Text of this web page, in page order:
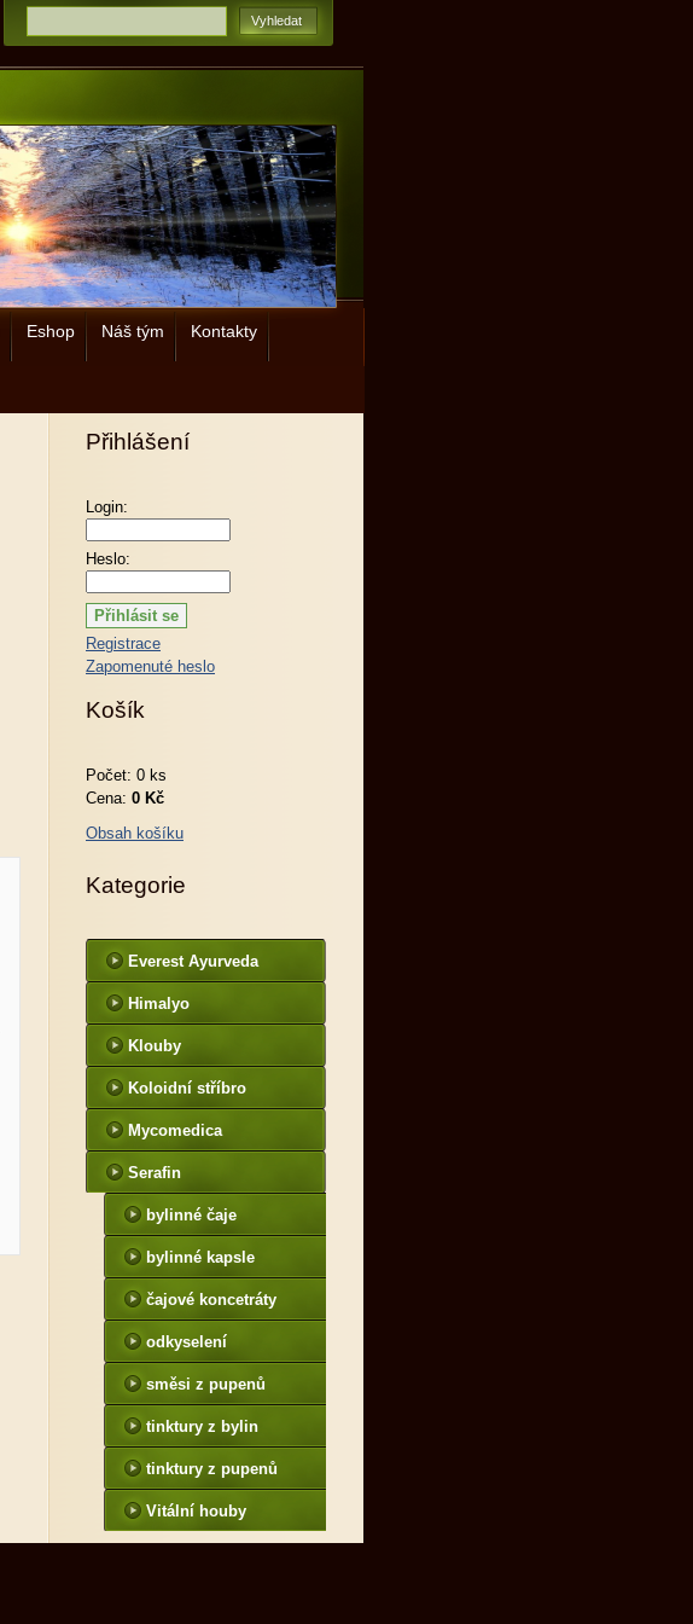
Eshop Náš tým Kontakty
Přihlášení
Login:
Heslo:
Registrace
Zapomenuté heslo
Košík
Počet: 0 ks
Cena: 0 Kč
Obsah košíku
Kategorie
Everest Ayurveda
Himalyo
Klouby
Koloidní stříbro
Mycomedica
Serafin
bylinné čaje
bylinné kapsle
čajové koncetráty
odkyselení
směsi z pupenů
tinktury z bylin
tinktury z pupenů
Vitální houby